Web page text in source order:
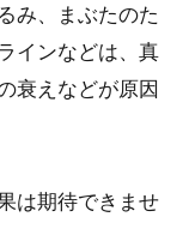
み、まぶたのた
インなどは、真
衰えなどが原因
は期待できませ